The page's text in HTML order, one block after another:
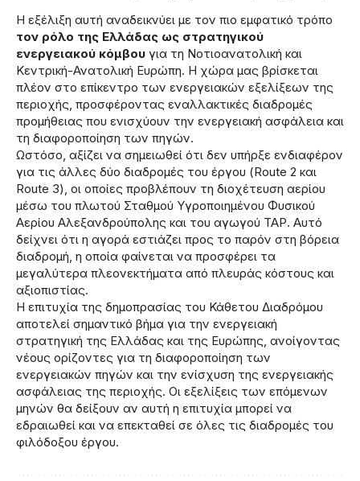
Η εξέλιξη αυτή αναδεικνύει με τον πιο εμφατικό τρόπο
τον ρόλο της Ελλάδας ως στρατηγικού
ενεργειακού κόμβου για τη Νοτιοανατολική και
Κεντρική-Ανατολική Ευρώπη. Η χώρα μας βρίσκεται
πλέον στο επίκεντρο των ενεργειακών εξελίξεων της
περιοχής, προσφέροντας εναλλακτικές διαδρομές
προμήθειας που ενισχύουν την ενεργειακή ασφάλεια και
τη διαφοροποίηση των πηγών.
Ωστόσο, αξίζει να σημειωθεί ότι δεν υπήρξε ενδιαφέρον
για τις άλλες δύο διαδρομές του έργου (Route 2 και
Route 3), οι οποίες προβλέπουν τη διοχέτευση αερίου
μέσω του πλωτού Σταθμού Υγροποιημένου Φυσικού
Αερίου Αλεξανδρούπολης και του αγωγού ΤΑΡ. Αυτό
δείχνει ότι η αγορά εστιάζει προς το παρόν στη βόρεια
διαδρομή, η οποία φαίνεται να προσφέρει τα
μεγαλύτερα πλεονεκτήματα από πλευράς κόστους και
αξιοπιστίας.
Η επιτυχία της δημοπρασίας του Κάθετου Διαδρόμου
αποτελεί σημαντικό βήμα για την ενεργειακή
στρατηγική της Ελλάδας και της Ευρώπης, ανοίγοντας
νέους ορίζοντες για τη διαφοροποίηση των
ενεργειακών πηγών και την ενίσχυση της ενεργειακής
ασφάλειας της περιοχής. Οι εξελίξεις των επόμενων
μηνών θα δείξουν αν αυτή η επιτυχία μπορεί να
εδραιωθεί και να επεκταθεί σε όλες τις διαδρομές του
φιλόδοξου έργου.